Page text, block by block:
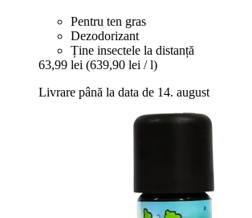
Pentru ten gras
Dezodorizant
Ține insectele la distanță
63,99 lei (639,90 lei / l)
Livrare până la data de 14. august